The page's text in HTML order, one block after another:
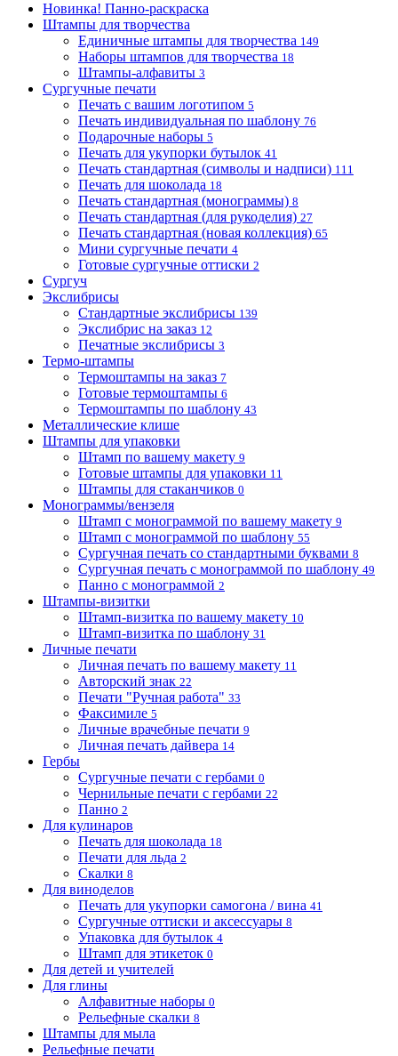
Новинка! Панно-раскраска
Штампы для творчества
Единичные штампы для творчества 149
Наборы штампов для творчества 18
Штампы-алфавиты 3
Сургучные печати
Печать с вашим логотипом 5
Печать индивидуальная по шаблону 76
Подарочные наборы 5
Печать для укупорки бутылок 41
Печать стандартная (символы и надписи) 111
Печать для шоколада 18
Печать стандартная (монограммы) 8
Печать стандартная (для рукоделия) 27
Печать стандартная (новая коллекция) 65
Мини сургучные печати 4
Готовые сургучные оттиски 2
Сургуч
Экслибрисы
Стандартные экслибрисы 139
Экслибрис на заказ 12
Печатные экслибрисы 3
Термо-штампы
Термоштампы на заказ 7
Готовые термоштампы 6
Термоштампы по шаблону 43
Металлические клише
Штампы для упаковки
Штамп по вашему макету 9
Готовые штампы для упаковки 11
Штампы для стаканчиков 0
Монограммы/вензеля
Штамп с монограммой по вашему макету 9
Штамп с монограммой по шаблону 55
Сургучная печать со стандартными буквами 8
Сургучная печать с монограммой по шаблону 49
Панно с монограммой 2
Штампы-визитки
Штамп-визитка по вашему макету 10
Штамп-визитка по шаблону 31
Личные печати
Личная печать по вашему макету 11
Авторский знак 22
Печати "Ручная работа" 33
Факсимиле 5
Личные врачебные печати 9
Личная печать дайвера 14
Гербы
Сургучные печати с гербами 0
Чернильные печати с гербами 22
Панно 2
Для кулинаров
Печать для шоколада 18
Печати для льда 2
Скалки 8
Для виноделов
Печать для укупорки самогона / вина 41
Сургучные оттиски и аксессуары 8
Упаковка для бутылок 4
Штамп для этикеток 0
Для детей и учителей
Для глины
Алфавитные наборы 0
Рельефные скалки 8
Штампы для мыла
Рельефные печати